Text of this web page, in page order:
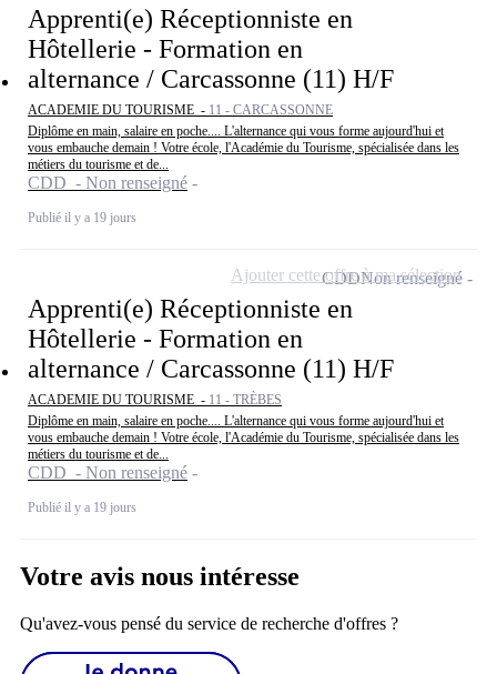
Apprenti(e) Réceptionniste en
Hôtellerie - Formation en
alternance / Carcassonne (11) H/F
ACADEMIE DU TOURISME - 11 - CARCASSONNE
Diplôme en main, salaire en poche.... L'alternance qui vous forme aujourd'hui et
vous embauche demain ! Votre école, l'Académie du Tourisme, spécialisée dans les
métiers du tourisme et de...
CDD - Non renseigné
Publié il y a 19 jours
Apprenti(e) Réceptionniste en
Hôtellerie - Formation en
alternance / Carcassonne (11) H/F
ACADEMIE DU TOURISME - 11 - TRÈBES
Diplôme en main, salaire en poche.... L'alternance qui vous forme aujourd'hui et
vous embauche demain ! Votre école, l'Académie du Tourisme, spécialisée dans les
métiers du tourisme et de...
CDD - Non renseigné
Publié il y a 19 jours
CDDNon renseigné
Ajouter cette offre à ma sélection
Votre avis nous intéresse
Qu'avez-vous pensé du service de recherche d'offres ?